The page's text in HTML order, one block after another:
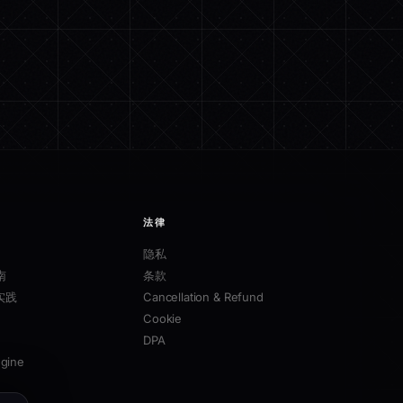
践
法律
隐私
条款
Cancellation & Refund
Cookie
DPA